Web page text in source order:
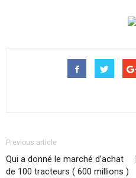
Previous article
Qui a donné le marché d’achat
de 100 tracteurs ( 600 millions )